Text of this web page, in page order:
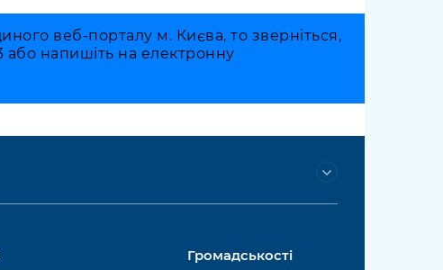
веб-порталу м. Києва, то зверніться,
або напишіть на електронну
Громадськості